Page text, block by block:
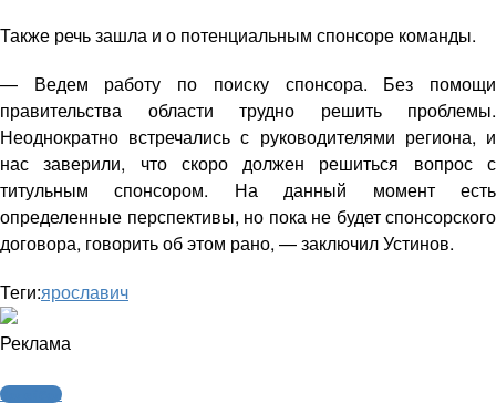
Также речь зашла и о потенциальным спонсоре команды.
— Ведем работу по поиску спонсора. Без помощи
правительства области трудно решить проблемы.
Неоднократно встречались с руководителями региона, и
нас заверили, что скоро должен решиться вопрос с
титульным спонсором. На данный момент есть
определенные перспективы, но пока не будет спонсорского
договора, говорить об этом рано, — заключил Устинов.
Теги:ярославич
Реклама
Волейбол